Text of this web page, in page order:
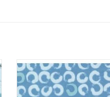
blauw met cirkels
TOEVOEGEN AAN